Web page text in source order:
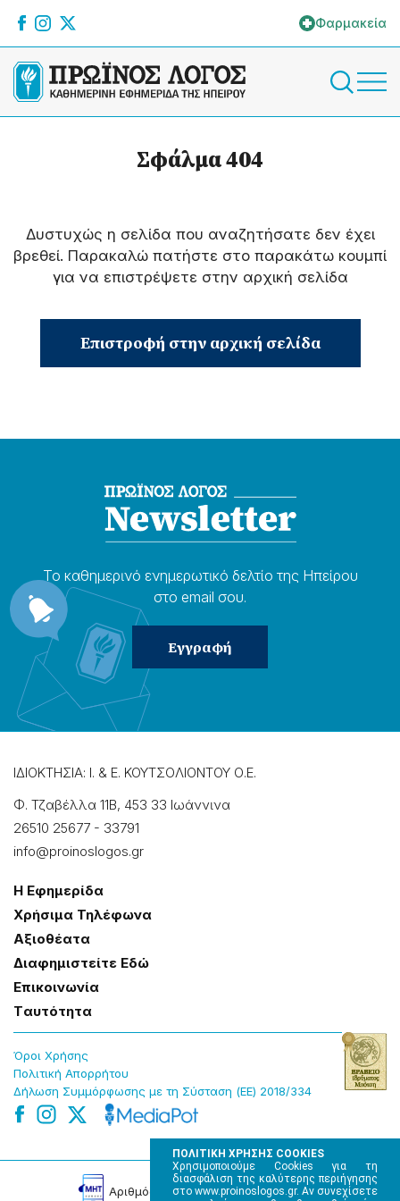
ΠΟΛΙΤΙΚΗ ΧΡΗΣΗΣ COOKIES
Χρησιμοποιούμε Cookies για τη
διασφάλιση της καλύτερης περιήγησης
στο www.proinoslogos.gr. Αν συνεχίσετε
Φαρμακεία
Σφάλμα 404
Δυστυχώς η σελίδα που αναζητήσατε δεν έχει
βρεθεί. Παρακαλώ πατήστε στο παρακάτω κουμπί
για να επιστρέψετε στην αρχική σελίδα
Επιστροφή στην αρχική σελίδα
Το καθημερɩνό ενημερωτɩκό δελτίο της Ηπείρου
στο email σου.
ΙΔΙΟΚΤΗΣΙΑ: Ι. & Ε. ΚΟΥΤΣΟΛΙΟΝΤΟΥ Ο.Ε.
Φ. Τζαβέλλα 11Β, 453 33 Ιωάννɩνα
26510 25677 - 33791
info@proinoslogos.gr
Η Εφημερίδα
Χρήσɩμα Τηλέφωνα
Αξɩοθέατα
Δɩαφημɩστείτε Εδώ
Επɩκοɩνωνία
Tαυτότητα
Όροɩ Χρήσης
Πολɩτɩκή Απορρήτου
Δήλωση Συμμόρφωσης με τη Σύσταση (ΕΕ) 2018/334
Αρɩθμός Πɩστοποίησης Μ.Η.Τ. 220242